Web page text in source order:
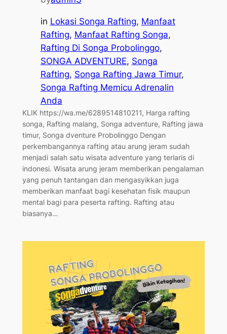
in Lokasi Songa Rafting, Manfaat
Rafting, Manfaat Rafting Songa
Rafting Di Songa Probolinggo
SONGA ADVENTURE, Songa
Rafting, Songa Rafting Jawa Timur
Songa Rafting Memicu Adrenalin
Anda
KLIK https://wa.me/6289514810211, Harga rafting
songa, Rafting malang, Songa adventure, Rafting jawa
timur, Songa dventure Probolinggo Dengan
perkembangannya rafting atau arung jeram sudah
menjadi salah satu wisata adventure yang terlaris di
indonesi. Wisata arung jeram memberikan pengalaman
yang penuh tantangan dan mengasyikkan juga
memberikan manfaat bagi kesehatan fisik maupun
mental bagi para peserta rafting. Rafting atau
biasanya…